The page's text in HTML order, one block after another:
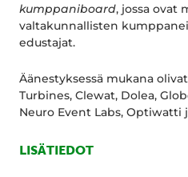
kumppaniboard, jossa ovat
valtakunnallisten
edustajat.
Äänestyksessä mukana
Turbines, Clewat, Dolea,
Neuro Event Labs, Optiwatti
LISÄTIEDOT